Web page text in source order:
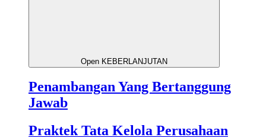
Open KEBERLANJUTAN
Penambangan Yang Bertanggung
Jawab
Praktek Tata Kelola Perusahaan